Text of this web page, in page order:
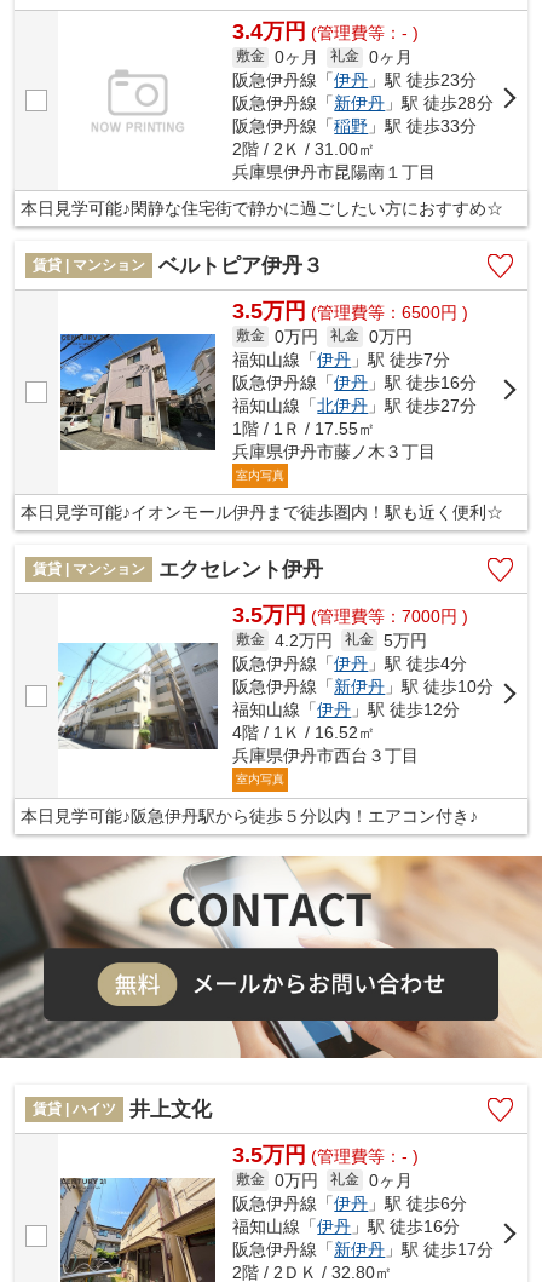
3.4万円 (管理費等：- )
敷金 0ヶ月 礼金 0ヶ月
阪急伊丹線「伊丹 」駅 徒歩23分
阪急伊丹線「新伊丹 」駅 徒歩28分
阪急伊丹線「稲野 」駅 徒歩33分
2階 / 2Ｋ / 31.00㎡
兵庫県伊丹市昆陽南１丁目
本日見学可能♪閑静な住宅街で静かに過ごしたい方におすすめ☆
賃貸 | マンション ベルトピア伊丹３
3.5万円 (管理費等：6500円 )
敷金 0万円 礼金 0万円
福知山線「伊丹 」駅 徒歩7分
阪急伊丹線「伊丹 」駅 徒歩16分
福知山線「北伊丹 」駅 徒歩27分
1階 / 1Ｒ / 17.55㎡
兵庫県伊丹市藤ノ木３丁目
室内写真
本日見学可能♪イオンモール伊丹まで徒歩圏内！駅も近く便利☆
賃貸 | マンション エクセレント伊丹
3.5万円 (管理費等：7000円 )
敷金 4.2万円 礼金 5万円
阪急伊丹線「伊丹 」駅 徒歩4分
阪急伊丹線「新伊丹 」駅 徒歩10分
福知山線「伊丹 」駅 徒歩12分
4階 / 1Ｋ / 16.52㎡
兵庫県伊丹市西台３丁目
室内写真
本日見学可能♪阪急伊丹駅から徒歩５分以内！エアコン付き♪
賃貸 | ハイツ 井上文化
3.5万円 (管理費等：- )
敷金 0万円 礼金 0ヶ月
阪急伊丹線「伊丹 」駅 徒歩6分
福知山線「伊丹 」駅 徒歩16分
阪急伊丹線「新伊丹 」駅 徒歩17分
2階 / 2ＤＫ / 32.80㎡